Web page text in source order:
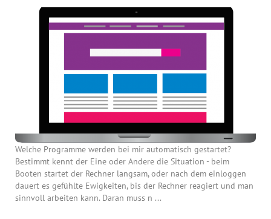
Welche Programme werden bei mir automatisch gestartet?
Bestimmt kennt der Eine oder Andere die Situation - beim
Booten startet der Rechner langsam, oder nach dem einloggen
dauert es gefühlte Ewigkeiten, bis der Rechner reagiert und man
sinnvoll arbeiten kann. Daran muss n ...